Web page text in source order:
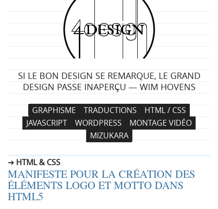
4
d
e
s
i
g
SI LE BON DESIGN SE REMARQUE, LE GRAND
DESIGN PASSE INAPERÇU — WIM HOVENS
a
t
i
o
a
u
c
o
GRAPHISME TRADUCTIONS
HTML / CSS
JAVASCRIPT
WORDPRESS
MONTAGE VIDÉO
MIZUKARA
HTML & CSS
MANIFESTE POUR LA CRÉATION DES
ÉLÉMENTS LOGO ET MOTTO DANS
HTML5